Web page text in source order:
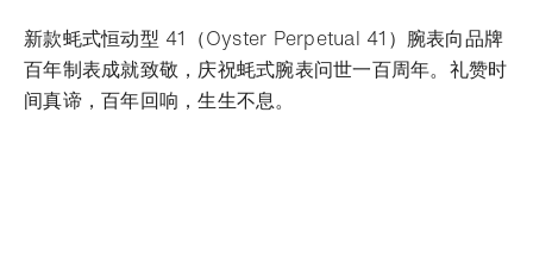
新款蚝式恒动型 41（Oyster Perpetual 41）腕表向品牌
百年制表成就致敬，庆祝蚝式腕表问世一百周年。礼赞时
间真谛，百年回响，生生不息。